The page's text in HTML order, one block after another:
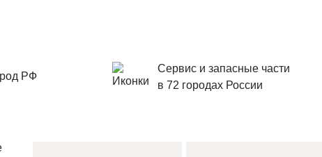
РФ
Сервис и запасные части
в 72 городах России